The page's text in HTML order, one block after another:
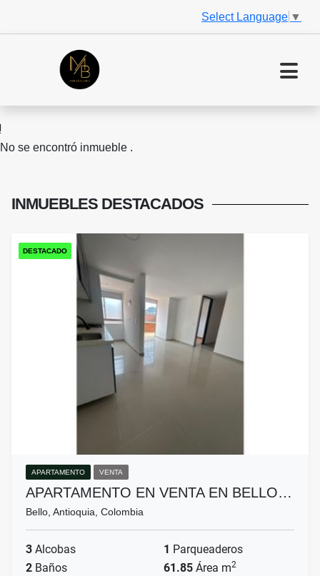
Select Language ▼
No se encontró inmueble .
INMUEBLES DESTACADOS
DESTACADO
APARTAMENTO VENTA
APARTAMENTO EN VENTA EN BELLO…
Bello, Antioquia, Colombia
3 Alcobas 1 Parqueaderos
2 Baños 61.85 Área m2